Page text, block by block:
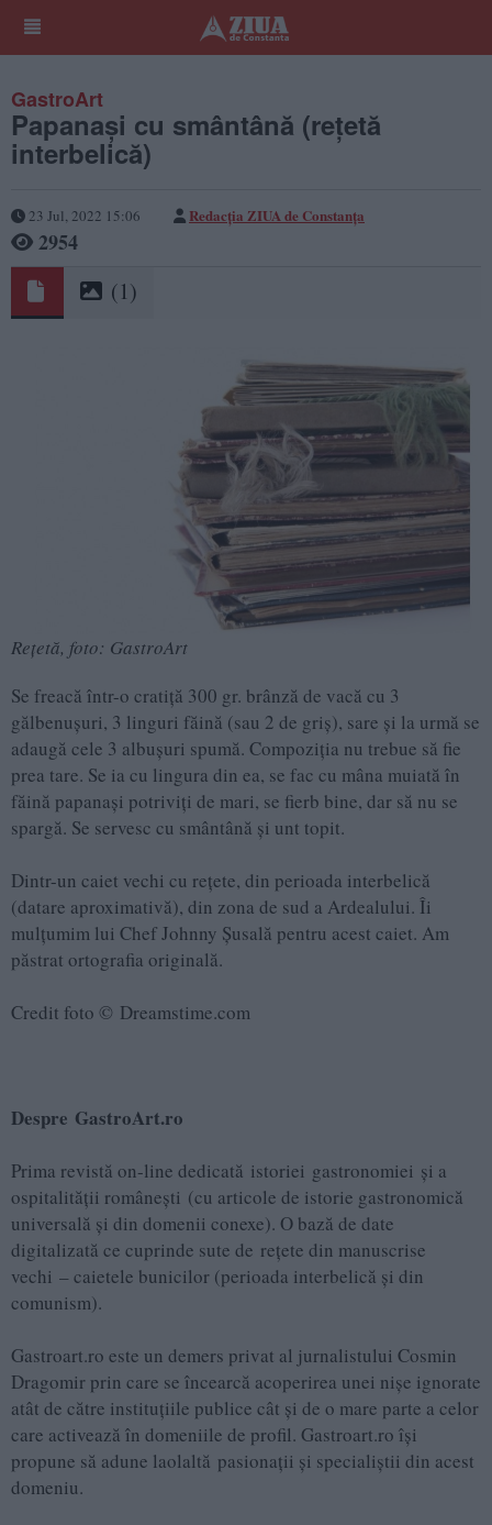
GastroArt
Papanași cu smântână (rețetă
interbelică)
23 Jul, 2022 15:06 Redacția ZIUA de Constanța
2954
(1)
Rețetă, foto: GastroArt
Se freacă într-o cratiță 300 gr. brânză de vacă cu 3
gălbenușuri, 3 linguri făină (sau 2 de griș), sare și la urmă se
adaugă cele 3 albușuri spumă. Compoziția nu trebue să fie
prea tare. Se ia cu lingura din ea, se fac cu mâna muiată în
făină papanași potriviți de mari, se fierb bine, dar să nu se
spargă. Se servesc cu smântână și unt topit.
Dintr-un caiet vechi cu rețete, din perioada interbelică
(datare aproximativă), din zona de sud a Ardealului. Îi
mulțumim lui Chef Johnny Șusală pentru acest caiet. Am
păstrat ortografia originală.
Credit foto © Dreamstime.com
Despre GastroArt.ro
Prima revistă on-line dedicată istoriei gastronomiei și a
ospitalității românești (cu articole de istorie gastronomică
universală și din domenii conexe). O bază de date
digitalizată ce cuprinde sute de rețete din manuscrise
vechi – caietele bunicilor (perioada interbelică și din
comunism).
Gastroart.ro este un demers privat al jurnalistului Cosmin
Dragomir prin care se încearcă acoperirea unei nișe ignorate
atât de către instituțiile publice cât și de o mare parte a celor
care activează în domeniile de profil. Gastroart.ro își
propune să adune laolaltă pasionații și specialiștii din acest
domeniu.